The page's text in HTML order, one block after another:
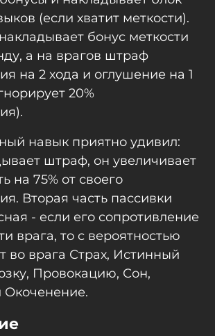
(если хватит меткости).
бонус меткости
а на врагов штраф
на 2 хода и оглушение на 1
20%
навык приятно удивил:
штраф, он увеличивает
на 75% от своего
Вторая часть пассивки
- если его сопротивление
врага, то с вероятностью
во врага Страх, Истинный
Провокацию, Сон,